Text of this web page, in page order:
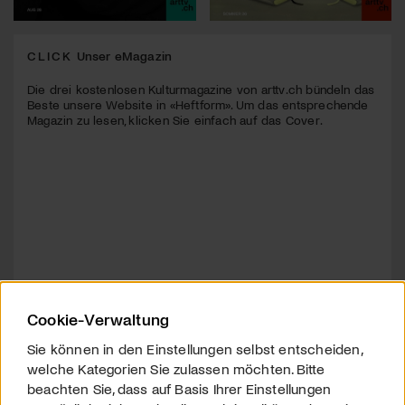
CLICK Unser eMagazin
Die drei kostenlosen Kulturmagazine von arttv.ch bündeln das
Beste unsere Website in «Heftform». Um das entsprechende
Magazin zu lesen, klicken Sie einfach auf das Cover.
Cookie-Verwaltung
Sie können in den Einstellungen selbst entscheiden,
welche Kategorien Sie zulassen möchten. Bitte
beachten Sie, dass auf Basis Ihrer Einstellungen